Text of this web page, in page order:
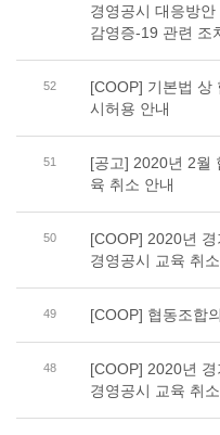
경영공시 대응방
감영증-19 관련 조
52
[COOP] 기본법 상
시허용 안내
51
[공고] 2020년 2월
육 취소 안내
50
[COOP] 2020년
경영공시 교육 취
49 [COOP] 협동조합
48
[COOP] 2020년
경영공시 교육 취